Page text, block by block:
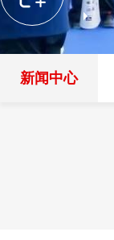
新闻中心